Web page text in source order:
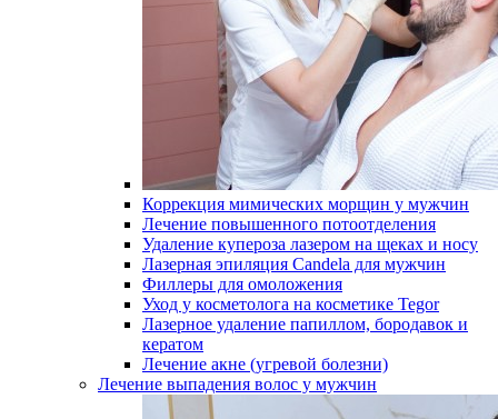
Коррекция мимических морщин у мужчин
Лечение повышенного потоотделения
Удаление купероза лазером на щеках и носу
Лазерная эпиляция Candela для мужчин
Филлеры для омоложения
Уход у косметолога на косметике Tegor
Лазерное удаление папиллом, бородавок и
кератом
Лечение акне (угревой болезни)
Лечение выпадения волос у мужчин